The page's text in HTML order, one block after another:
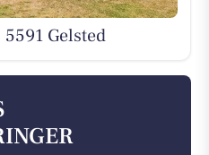
Gelsted